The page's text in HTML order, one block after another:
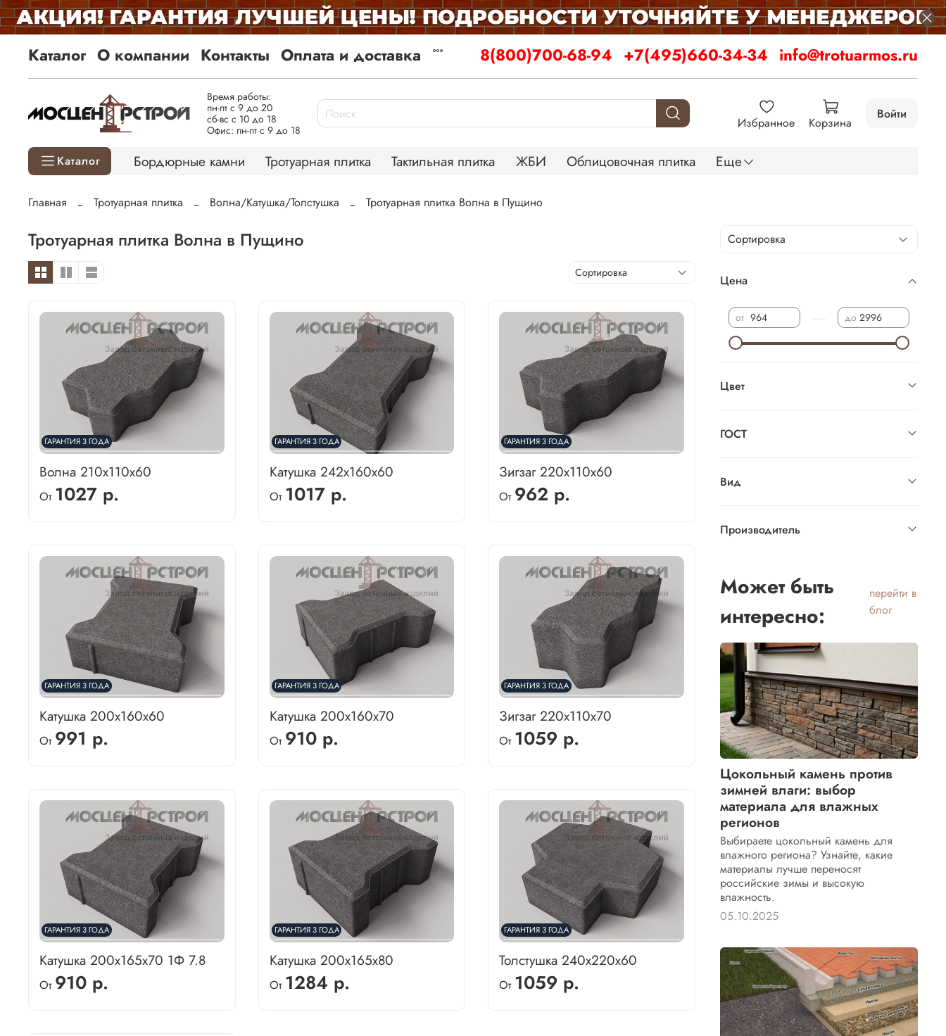
Каталог О компании Контакты Оплата и доставка 8(800)700-68-94 +7(495)660-34-34 info@trotuarmos.ru
Время работы:
пн-пт с 9 до 20
сб-вс с 10 до 18
Офис: пн-пт с 9 до 18
Избранное Корзина
Войти
Каталог Бордюрные камни Тротуарная плитка Тактильная плитка ЖБИ Облицовочная плитка Еще
Главная Тротуарная плитка Волна/Катушка/Толстушка Тротуарная плитка Волна в Пущино
Тротуарная плитка Волна в Пущино
ГАРАНТИЯ 3 ГОДА
Волна 210х110х60
От 1027 р.
ГАРАНТИЯ 3 ГОДА
Катушка 242х160х60
От 1017 р.
ГАРАНТИЯ 3 ГОДА
Зигзаг 220х110х60
От 962 р.
ГАРАНТИЯ 3 ГОДА
Катушка 200х160х60
От 991 р.
ГАРАНТИЯ 3 ГОДА
Катушка 200х160х70
От 910 р.
ГАРАНТИЯ 3 ГОДА
Зигзаг 220х110х70
От 1059 р.
ГАРАНТИЯ 3 ГОДА
Катушка 200х165х70 1Ф 7.8
От 910 р.
ГАРАНТИЯ 3 ГОДА
Катушка 200х165х80
От 1284 р.
ГАРАНТИЯ 3 ГОДА
Толстушка 240х220х60
От 1059 р.
Цена
от до
Цвет
ГОСТ
Вид
Производитель
Может быть
интересно:
перейти в
блог
Цокольный камень против
зимней влаги: выбор
материала для влажных
регионов
Выбираете цокольный камень для
влажного региона? Узнайте, какие
материалы лучше переносят
российские зимы и высокую
влажность.
05.10.2025